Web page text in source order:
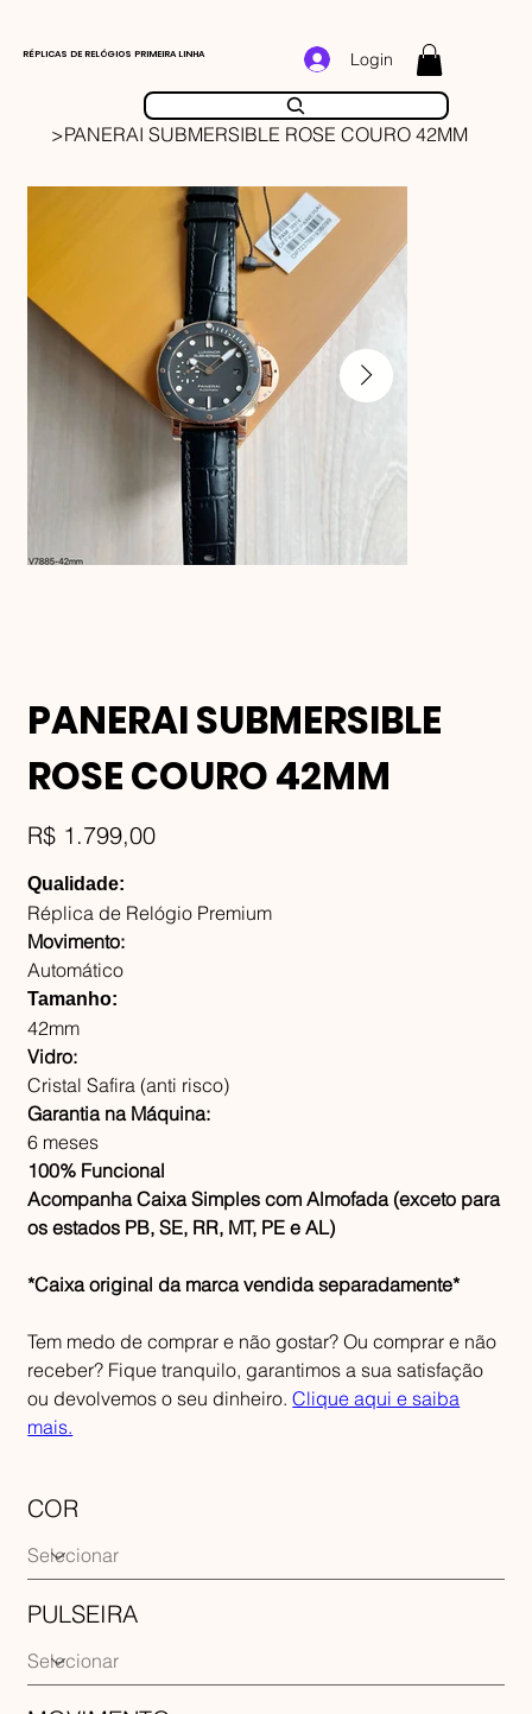
RÉPLICAS DE RELÓGIOS PRIMEIRA LINHA Login
>PANERAI SUBMERSIBLE ROSE COURO 42MM
PANERAI SUBMERSIBLE
ROSE COURO 42MM
Preço
R$ 1.799,00
Qualidade:
Réplica de Relógio Premium
Movimento:
Automático
Tamanho:
42mm
Vidro:
Cristal Safira (anti risco)
Garantia na Máquina:
6 meses
100% Funcional
Acompanha Caixa Simples com Almofada (exceto para
os estados PB, SE, RR, MT, PE e AL)
*Caixa original da marca vendida separadamente*
Tem medo de comprar e não gostar? Ou comprar e não
receber? Fique tranquilo, garantimos a sua satisfação
ou devolvemos o seu dinheiro.Clique aqui e saiba
mais.
COR
PULSEIRA